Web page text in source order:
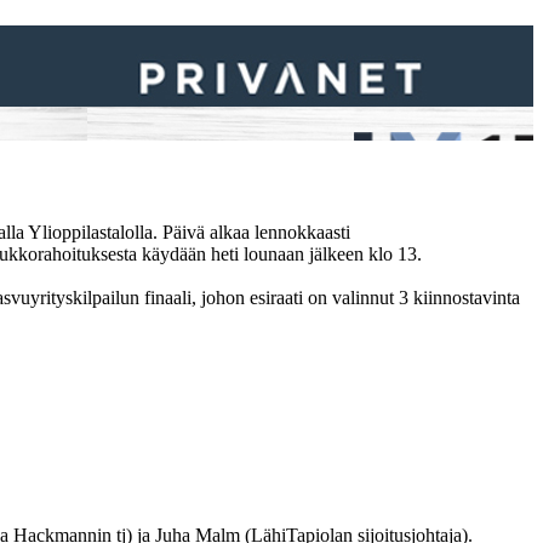
Ylioppilastalolla. Päivä alkaa lennokkaasti
käydään heti lounaan jälkeen klo 13.
finaali, johon esiraati on valinnut 3 kiinnostavinta
Hackmannin tj) ja Juha Malm (LähiTapiolan sijoitusjohtaja).